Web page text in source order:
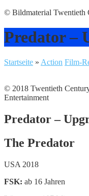
© Bildmaterial Twentieth
Predator –
Startseite » Action Film-
© 2018 Twentieth
Entertainment
Predator –
The Predator
USA 2018
FSK: ab 16 Jahren